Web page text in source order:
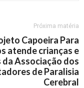
Próxima matéria
Capoeira Para
atende crianças e
da Associação dos
de Paralisia
Cerebral